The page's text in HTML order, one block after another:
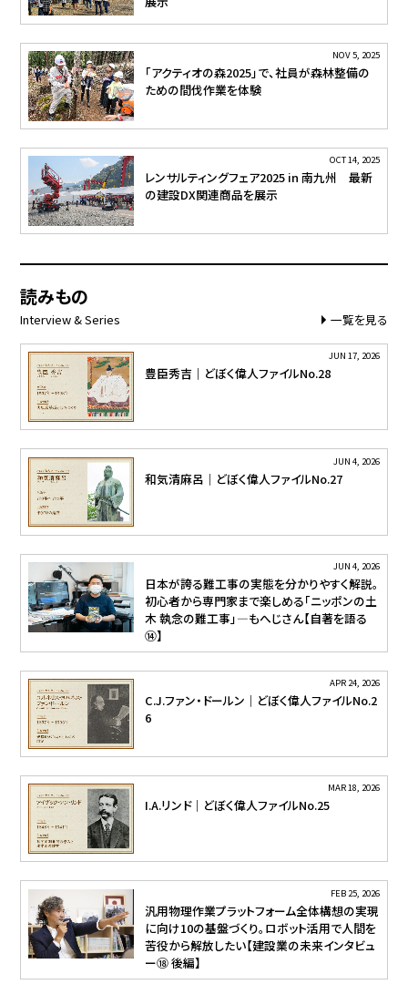
NOV 5, 2025
「アクティオの森2025」で、社員が森林整備の
ための間伐作業を体験
OCT 14, 2025
レンサルティングフェア2025 in 南九州 最新
の建設DX関連商品を展示
読みもの
Interview & Series 一覧を見る
JUN 17, 2026
豊臣秀吉｜どぼく偉人ファイルNo.28
JUN 4, 2026
和気清麻呂｜どぼく偉人ファイルNo.27
JUN 4, 2026
日本が誇る難工事の実態を分かりやすく解説。
初心者から専門家まで楽しめる「ニッポンの土
木 執念の難工事」―もへじさん【自著を語る
⑭】
APR 24, 2026
C.J.ファン・ドールン｜どぼく偉人ファイルNo.2
6
MAR 18, 2026
I.A.リンド｜どぼく偉人ファイルNo.25
FEB 25, 2026
汎用物理作業プラットフォーム全体構想の実現
に向け10の基盤づくり。ロボット活用で人間を
苦役から解放したい【建設業の未来インタビュ
ー⑱ 後編】